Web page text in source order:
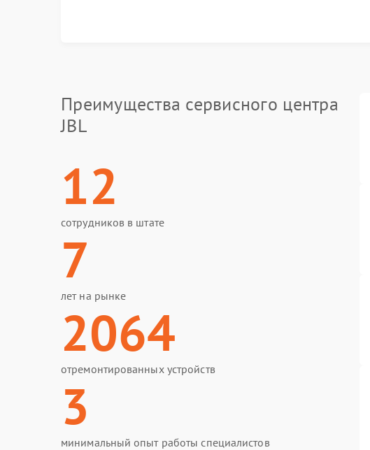
Преимущества сервисного центра
JBL
12
сотрудников в штате
7
лет на рынке
2064
отремонтированных устройств
3
минимальный опыт работы специалистов